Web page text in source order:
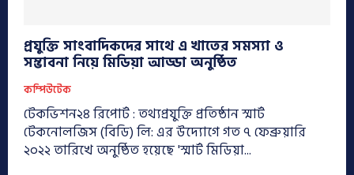
প্রযুক্তি সাংবাদিকদের সাথে এ খাতের সমস্যা ও
সম্ভাবনা নিয়ে মিডিয়া আড্ডা অনুষ্ঠিত
কম্পিউটেক
টেকভিশন২৪ রিপোর্ট : তথ্যপ্রযুক্তি প্রতিষ্ঠান স্মার্ট
টেকনোলজিস (বিডি) লি: এর উদ্যোগে গত ৭ ফেব্রুয়ারি
২০২২ তারিখে অনুষ্ঠিত হয়েছে 'স্মার্ট মিডিয়া...